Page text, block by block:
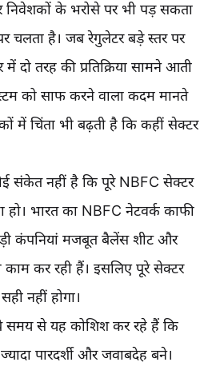
निवेशकों के भरोसे पर भी पड़ सकता
चलता है। जब रेगुलेटर बड़े स्तर पर
में दो तरह की प्रतिक्रिया सामने आती
को साफ करने वाला कदम मानते
में चिंता भी बढ़ती है कि कहीं सेक्टर
संकेत नहीं है कि पूरे NBFC सेक्टर
हो। भारत का NBFC नेटवर्क काफी
कंपनियां मजबूत बैलेंस शीट और
कर रही हैं। इसलिए पूरे सेक्टर
नहीं होगा।
समय से यह कोशिश कर रहे हैं कि
पारदर्शी और जवाबदेह बने।